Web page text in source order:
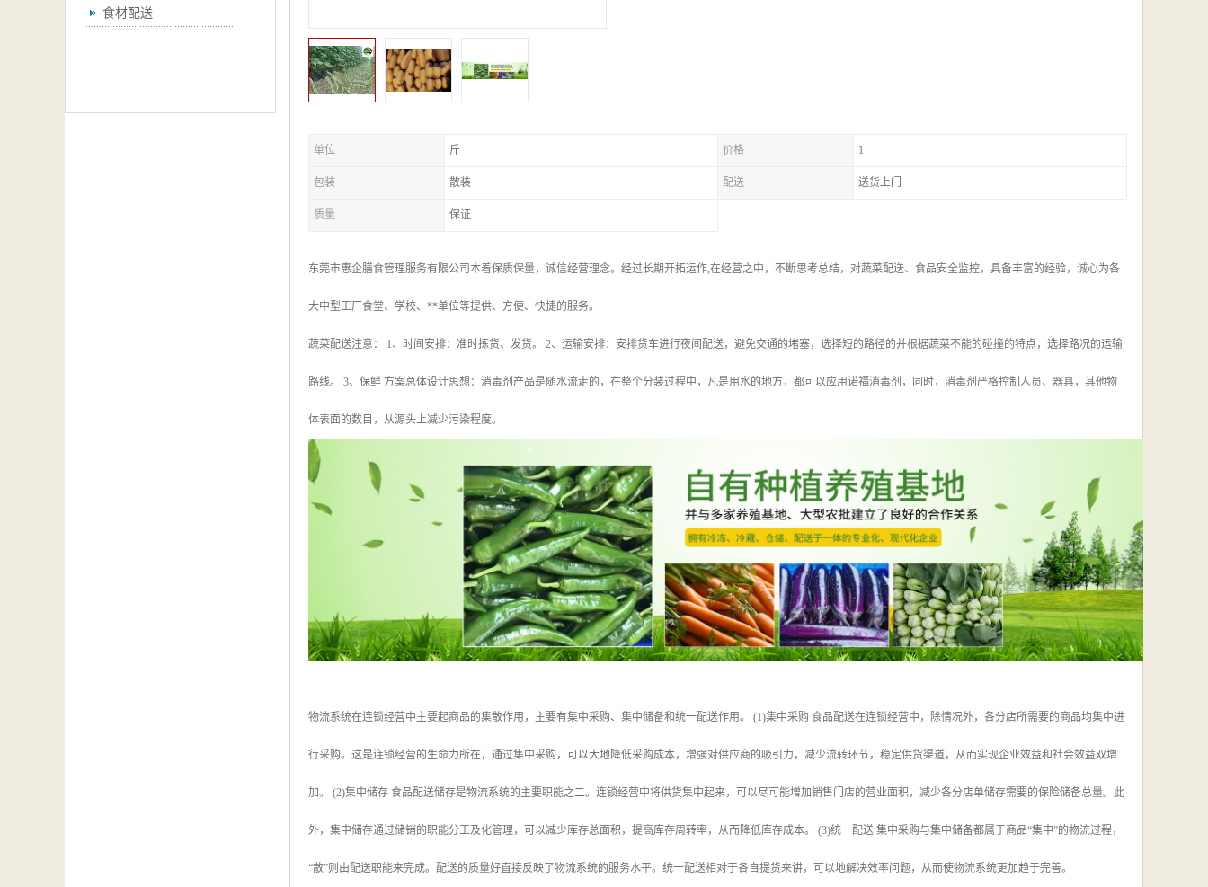
食材配送
单位 斤 价格 1
包装 散装 配送 送货上门
质量 保证
东莞市惠企膳食管理服务有限公司本着保质保量，诚信经营理念。经过长期开拓运作,在经营之中，不断思考总结，对蔬菜配送、食品安全监控，具备丰富的经验，诚心为各
大中型工厂食堂、学校、**单位等提供、方便、快捷的服务。
蔬菜配送注意： 1、时间安排：准时拣货、发货。 2、运输安排：安排货车进行夜间配送，避免交通的堵塞，选择短的路径的并根据蔬菜不能的碰撞的特点，选择路况的运输
路线。 3、保鲜 方案总体设计思想：消毒剂产品是随水流走的，在整个分装过程中，凡是用水的地方，都可以应用诺福消毒剂，同时，消毒剂严格控制人员、器具，其他物
体表面的数目，从源头上减少污染程度。
物流系统在连锁经营中主要起商品的集散作用，主要有集中采购、集中储备和统一配送作用。 (1)集中采购 食品配送在连锁经营中，除情况外，各分店所需要的商品均集中进
行采购。这是连锁经营的生命力所在，通过集中采购，可以大地降低采购成本，增强对供应商的吸引力，减少流转环节，稳定供货渠道，从而实现企业效益和社会效益双增
加。 (2)集中储存 食品配送储存是物流系统的主要职能之二。连锁经营中将供货集中起来，可以尽可能增加销售门店的营业面积，减少各分店单储存需要的保险储备总量。此
外，集中储存通过储销的职能分工及化管理，可以减少库存总面积，提高库存周转率，从而降低库存成本。 (3)统一配送 集中采购与集中储备都属于商品“集中”的物流过程，
“散”则由配送职能来完成。配送的质量好直接反映了物流系统的服务水平。统一配送相对于各自提货来讲，可以地解决效率问题，从而使物流系统更加趋于完善。